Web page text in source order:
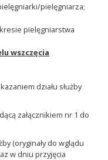
pielęgniarza;
pielęgniarstwa
wszczęcia
działu służby
załącznikiem nr 1 do
(oryginały do wglądu
w dniu przyjęcia